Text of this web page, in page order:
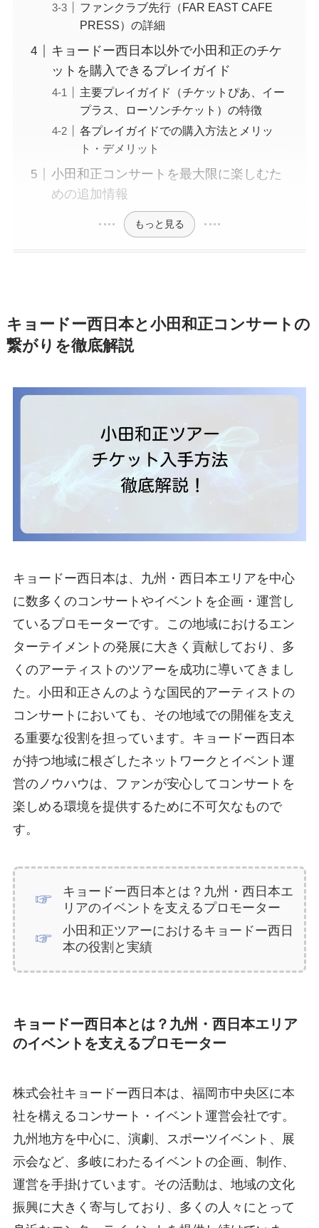
ファンクラブ先行（FAR EAST CAFE
PRESS）の詳細
キョードー西日本以外で小田和正のチケ
ットを購入できるプレイガイド
主要プレイガイド（チケットぴあ、イー
プラス、ローソンチケット）の特徴
各プレイガイドでの購入方法とメリッ
ト・デメリット
小田和正コンサートを最大限に楽しむた
めの追加情報
もっと見る
キョードー西日本と小田和正コンサートの
繋がりを徹底解説
キョードー西日本は、九州・西日本エリアを中心
に数多くのコンサートやイベントを企画・運営し
ているプロモーターです。この地域におけるエン
ターテイメントの発展に大きく貢献しており、多
くのアーティストのツアーを成功に導いてきまし
た。小田和正さんのような国民的アーティストの
コンサートにおいても、その地域での開催を支え
る重要な役割を担っています。キョードー西日本
が持つ地域に根ざしたネットワークとイベント運
営のノウハウは、ファンが安心してコンサートを
楽しめる環境を提供するために不可欠なもので
す。
キョードー西日本とは？九州・西日本エ
リアのイベントを支えるプロモーター
小田和正ツアーにおけるキョードー西日
本の役割と実績
キョードー西日本とは？九州・西日本エリア
のイベントを支えるプロモーター
株式会社キョードー西日本は、福岡市中央区に本
社を構えるコンサート・イベント運営会社です。
九州地方を中心に、演劇、スポーツイベント、展
示会など、多岐にわたるイベントの企画、制作、
運営を手掛けています。その活動は、地域の文化
振興に大きく寄与しており、多くの人々にとって